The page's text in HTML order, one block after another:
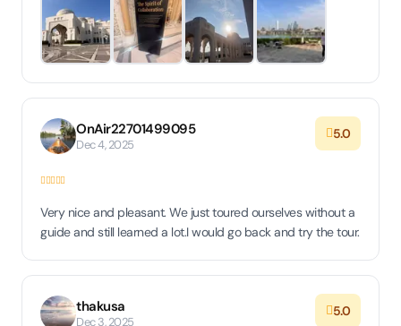
OnAir22701499095
Dec 4, 2025
5.0
Very nice and pleasant. We just toured ourselves without a
guide and still learned a lot.I would go back and try the tour.
thakusa
Dec 3, 2025
5.0